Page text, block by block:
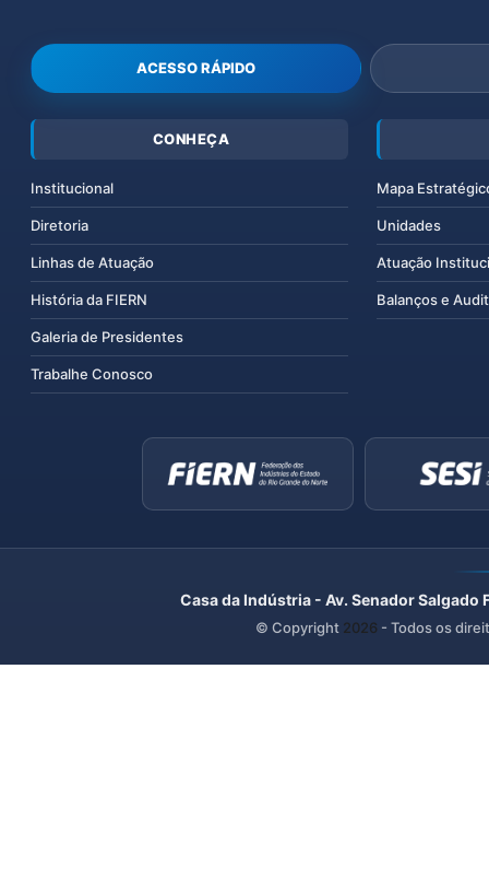
ACESSO RÁPIDO
CONHEÇA
Institucional
Diretoria
Linhas de Atuação
História da FIERN
Galeria de Presidentes
Trabalhe Conosco
Mapa
Unidades
Atuação
Balanços e
Casa da Indústria - Av. Senador
© Copyright 2026 - Todos os